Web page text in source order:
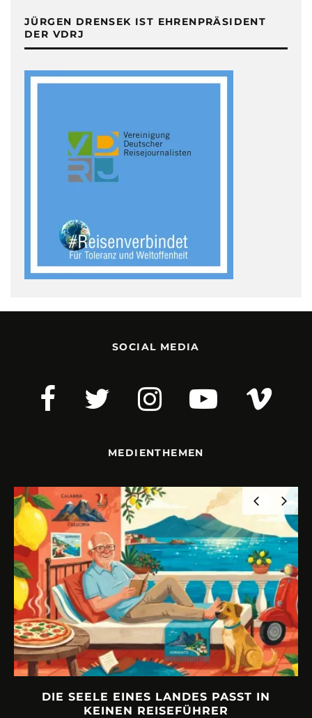
JÜRGEN DRENSEK IST EHRENPRÄSIDENT
DER VDRJ
SOCIAL MEDIA
MEDIENTHEMEN
DIE SEELE EINES LANDES PASST IN
KEINEN REISEFÜHRER